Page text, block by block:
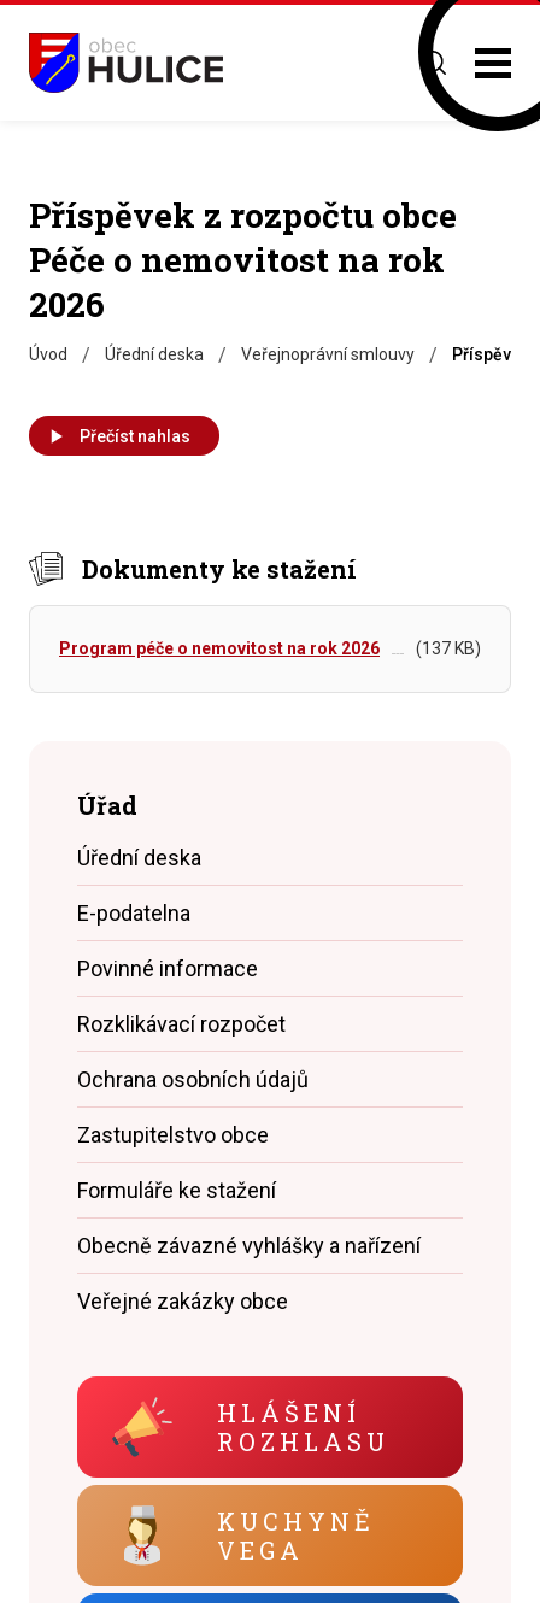
Příspěvek z rozpočtu obce
Péče o nemovitost na rok
2026
Úvod / Úřední deska / Veřejnoprávní smlouvy / Příspěvek
Přečíst nahlas
Dokumenty ke stažení
Program péče o nemovitost na rok 2026 (137 KB)
Úřad
Úřední deska
E-podatelna
Povinné informace
Rozklikávací rozpočet
Ochrana osobních údajů
Zastupitelstvo obce
Formuláře ke stažení
Obecně závazné vyhlášky a nařízení
Veřejné zakázky obce
HLÁŠENÍ
ROZHLASU
KUCHYNĚ
VEGA